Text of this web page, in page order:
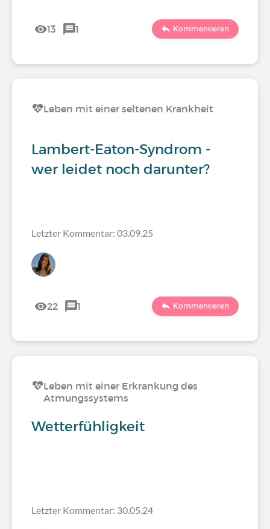
13 1 Kommentieren
Leben mit einer seltenen Krankheit
Lambert-Eaton-Syndrom -
wer leidet noch darunter?
Letzter Kommentar: 03.09.25
22 1 Kommentieren
Leben mit einer Erkrankung des
Atmungssystems
Wetterfühligkeit
Letzter Kommentar: 30.05.24